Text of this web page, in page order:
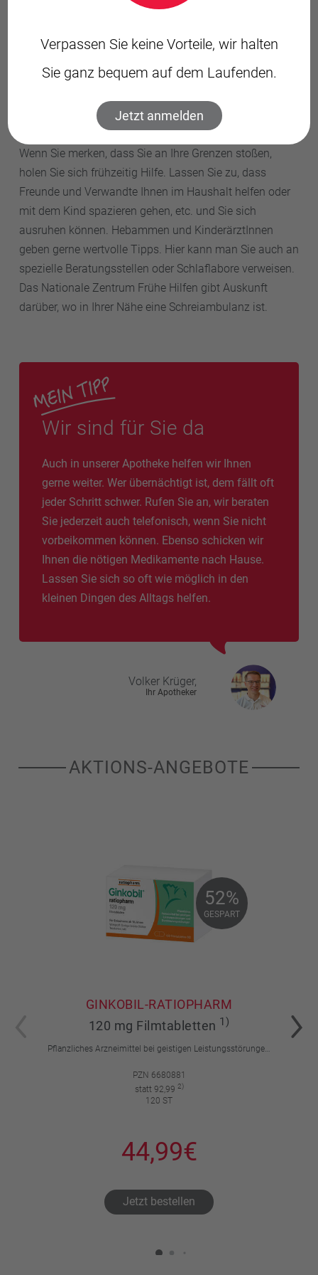
rechtzeitig Hilfe!
Wenn Sie merken, dass Sie an Ihre Grenzen stoßen,
holen Sie sich frühzeitig Hilfe. Lassen Sie zu, dass
Freunde und Verwandte Ihnen im Haushalt helfen oder
mit dem Kind spazieren gehen, etc. und Sie sich
ausruhen können. Hebammen und KinderärztInnen
geben gerne wertvolle Tipps. Hier kann man Sie auch an
spezielle Beratungsstellen oder Schlaflabore verweisen.
Das Nationale Zentrum Frühe Hilfen gibt Auskunft
darüber, wo in Ihrer Nähe eine Schreiambulanz ist.
Wir sind für Sie da
Auch in unserer Apotheke helfen wir Ihnen
gerne weiter. Wer übernächtigt ist, dem fällt oft
jeder Schritt schwer. Rufen Sie an, wir beraten
Sie jederzeit auch telefonisch, wenn Sie nicht
vorbeikommen können. Ebenso schicken wir
Ihnen die nötigen Medikamente nach Hause.
Lassen Sie sich so oft wie möglich in den
kleinen Dingen des Alltags helfen.
Volker Krüger,
Ihr Apotheker
AKTIONS-ANGEBOTE
52%
GESPART
52%
GESPART
GINKOBIL-RATIOPHARM
120 mg Filmtabletten 1)
Pflanzliches Arzneimittel bei geistigen Leistungsstörungen und Durchblutungsstörungen.
PZN 6680881
statt 92,99 2)
120 ST
44,99€
Jetzt bestellen
Verpassen Sie keine Vorteile, wir halten
Sie ganz bequem auf dem Laufenden.
Jetzt anmelden